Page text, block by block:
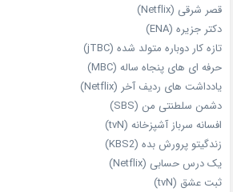
قصر شرقی (Netflix)
دکتر جزیره (ENA)
تازه‌ کار دوباره‌ متولد شده (jTBC)
حرفه‌ ای‌ های پنجاه‌ ساله (MBC)
یادداشت‌ های ردیف آخر (Netflix)
دشمن سلطنتی من (SBS)
افسانه سرباز آشپزخانه (tvN)
زندگیتو پرورش بده (KBS2)
یک درس حسابی (Netflix)
ثبت عشق (tvN)